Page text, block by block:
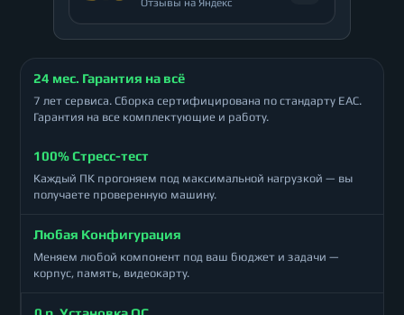
Отзывы на Яндекс
24 мес. Гарантия на всё
7 лет сервиса. Сборка сертифицирована по стандарту ЕАС.
Гарантия на все комплектующие и работу.
100% Стресс-тест
Каждый ПК прогоняем под максимальной нагрузкой — вы
получаете проверенную машину.
Любая Конфигурация
Меняем любой компонент под ваш бюджет и задачи —
корпус, память, видеокарту.